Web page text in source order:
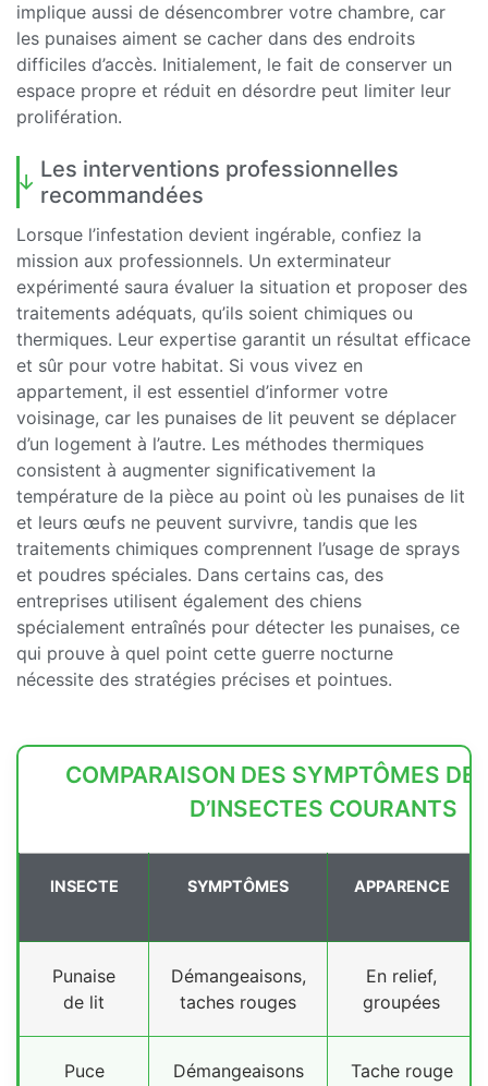
implique aussi de désencombrer votre chambre, car
les punaises aiment se cacher dans des endroits
difficiles d’accès. Initialement, le fait de conserver un
espace propre et réduit en désordre peut limiter leur
prolifération.
Les interventions professionnelles
recommandées
Lorsque l’infestation devient ingérable, confiez la
mission aux professionnels. Un exterminateur
expérimenté saura évaluer la situation et proposer des
traitements adéquats, qu’ils soient chimiques ou
thermiques. Leur expertise garantit un résultat efficace
et sûr pour votre habitat. Si vous vivez en
appartement, il est essentiel d’informer votre
voisinage, car les punaises de lit peuvent se déplacer
d’un logement à l’autre. Les méthodes thermiques
consistent à augmenter significativement la
température de la pièce au point où les punaises de lit
et leurs œufs ne peuvent survivre, tandis que les
traitements chimiques comprennent l’usage de sprays
et poudres spéciales. Dans certains cas, des
entreprises utilisent également des chiens
spécialement entraînés pour détecter les punaises, ce
qui prouve à quel point cette guerre nocturne
nécessite des stratégies précises et pointues.
COMPARAISON DES SYMPTÔMES DE
D’INSECTES COURANTS
INSECTE SYMPTÔMES APPARENCE
Punaise
de lit
Démangeaisons,
taches rouges
En relief,
groupées
Puce Démangeaisons Tache rouge